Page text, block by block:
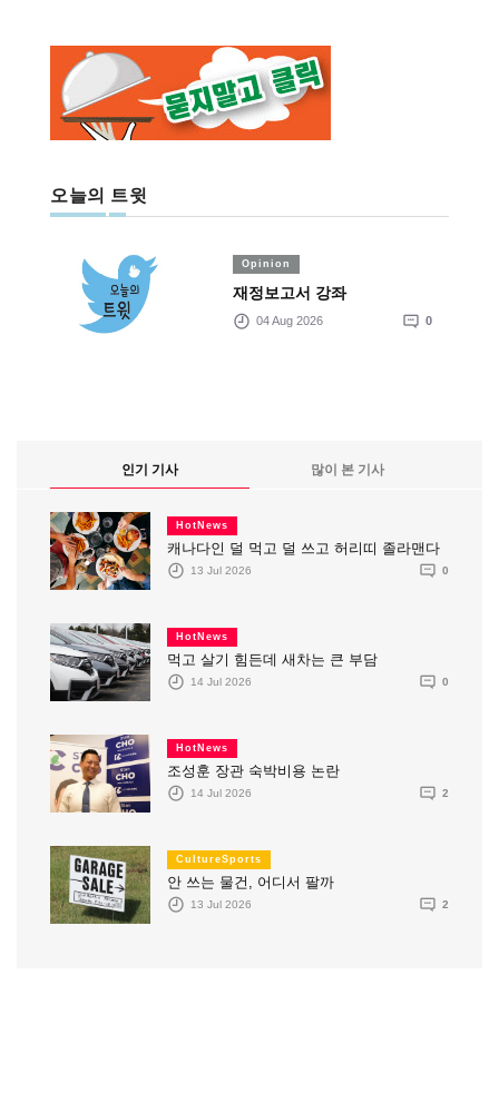
오늘의 트윗
Opinion
재정보고서 강좌
04 Aug 2026 0
인기 기사 많이 본 기사
HotNews
캐나다인 덜 먹고 덜 쓰고 허리띠 졸라맨다
13 Jul 2026 0
HotNews
먹고 살기 힘든데 새차는 큰 부담
14 Jul 2026 0
HotNews
조성훈 장관 숙박비용 논란
14 Jul 2026 2
CultureSports
안 쓰는 물건, 어디서 팔까
13 Jul 2026 2